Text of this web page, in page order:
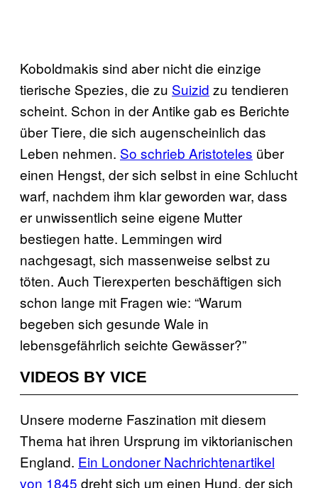
Koboldmakis sind aber nicht die einzige
tierische Spezies, die zu Suizid zu tendieren
scheint. Schon in der Antike gab es Berichte
über Tiere, die sich augenscheinlich das
Leben nehmen. So schrieb Aristoteles über
einen Hengst, der sich selbst in eine Schlucht
warf, nachdem ihm klar geworden war, dass
er unwissentlich seine eigene Mutter
bestiegen hatte. Lemmingen wird
nachgesagt, sich massenweise selbst zu
töten. Auch Tierexperten beschäftigen sich
schon lange mit Fragen wie: “Warum
begeben sich gesunde Wale in
lebensgefährlich seichte Gewässer?”
VIDEOS BY VICE
Unsere moderne Faszination mit diesem
Thema hat ihren Ursprung im viktorianischen
England. Ein Londoner Nachrichtenartikel
von 1845 dreht sich um einen Hund, der sich